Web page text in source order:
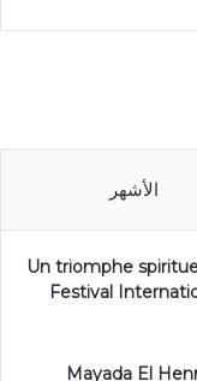
الأشهر
Un triomphe
Festival
Mayada El